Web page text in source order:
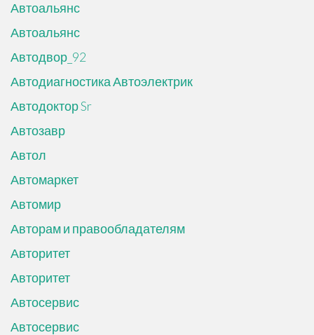
Автоальянс
Автоальянс
Автодвор_92
Автодиагностика Автоэлектрик
Автодоктор Sr
Автозавр
Автол
Автомаркет
Автомир
Авторам и правообладателям
Авторитет
Авторитет
Автосервис
Автосервис